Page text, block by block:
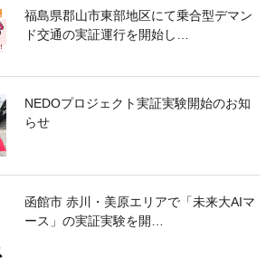
福島県郡山市東部地区にて乗合型デマン
ド交通の実証運行を開始し…
NEDOプロジェクト実証実験開始のお知
らせ
函館市 赤川・美原エリアで「未来大AIマ
ース」の実証実験を開…